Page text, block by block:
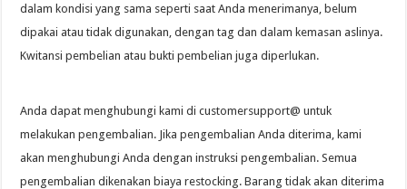
dalam kondisi yang sama seperti saat Anda menerimanya, belum
dipakai atau tidak digunakan, dengan tag dan dalam kemasan aslinya.
Kwitansi pembelian atau bukti pembelian juga diperlukan.
Anda dapat menghubungi kami di customersupport@ untuk
melakukan pengembalian. Jika pengembalian Anda diterima, kami
akan menghubungi Anda dengan instruksi pengembalian. Semua
pengembalian dikenakan biaya restocking. Barang tidak akan diterima